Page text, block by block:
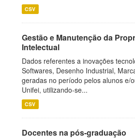
CSV
Gestão e Manutenção da
Intelectual
Dados referentes a inovações
Softwares, Desenho Industrial,
geradas no período pelos alunos e/
Unifei, utilizando-se...
CSV
Docentes na pós-graduação